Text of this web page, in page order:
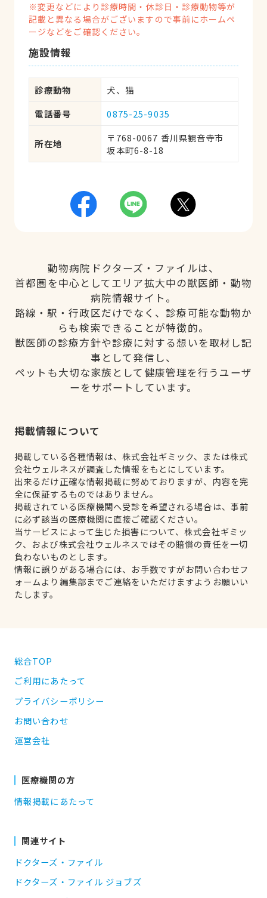
※変更などにより診療時間・休診日・診療動物等が
記載と異なる場合がございますので事前にホームペ
ージなどをご確認ください。
施設情報
診療動物
犬、猫
電話番号
0875-25-9035
所在地
〒768-0067 香川県観音寺市
坂本町6-8-18
動物病院ドクターズ・ファイルは、
首都圏を中心としてエリア拡大中の獣医師・動物
病院情報サイト。
路線・駅・行政区だけでなく、診療可能な動物か
らも検索できることが特徴的。
獣医師の診療方針や診療に対する想いを取材し記
事として発信し、
ペットも大切な家族として健康管理を行うユーザ
ーをサポートしています。
掲載情報について
掲載している各種情報は、株式会社ギミック、または株式
会社ウェルネスが調査した情報をもとにしています。
出来るだけ正確な情報掲載に努めておりますが、内容を完
全に保証するものではありません。
掲載されている医療機関へ受診を希望される場合は、事前
に必ず該当の医療機関に直接ご確認ください。
当サービスによって生じた損害について、株式会社ギミッ
ク、および株式会社ウェルネスではその賠償の責任を一切
負わないものとします。
情報に誤りがある場合には、お手数ですがお問い合わせフ
ォームより編集部までご連絡をいただけますようお願いい
たします。
総合TOP
ご利用にあたって
プライバシーポリシー
お問い合わせ
運営会社
医療機関の方
情報掲載にあたって
関連サイト
ドクターズ・ファイル
ドクターズ・ファイル ジョブズ